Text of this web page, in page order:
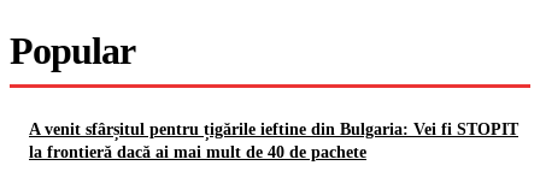
Popular
A venit sfârșitul pentru țigările ieftine din Bulgaria: Vei fi STOPIT
la frontieră dacă ai mai mult de 40 de pachete